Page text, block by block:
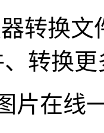
转换
转换
片在线